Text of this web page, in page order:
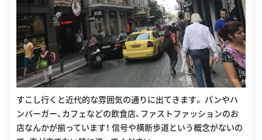
すこし行くと近代的な雰囲気の通りに出てきます。 パンやハ
ンバーガー、カフェなどの飲食店、ファストファッションのお
店なんかが揃っています！ 信号や横断歩道という概念がないの